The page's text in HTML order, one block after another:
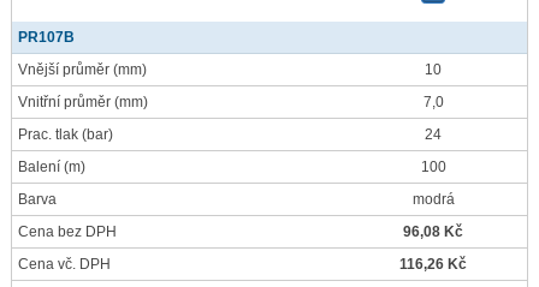
PR107B
Vnější průměr (mm)
10
Vnitřní průměr (mm)
7,0
Prac. tlak (bar)
24
Balení (m)
100
Barva
modrá
Cena bez DPH
96,08 Kč
Cena vč. DPH
116,26 Kč